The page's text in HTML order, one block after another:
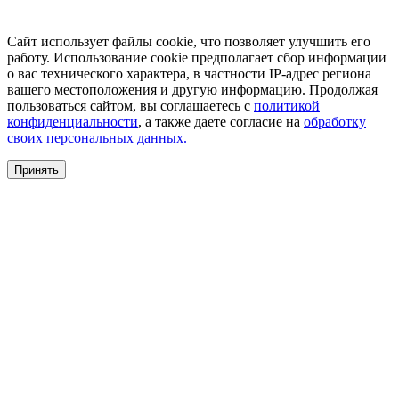
Сайт использует файлы cookie, что позволяет улучшить его
работу. Использование cookie предполагает сбор информации
о вас технического характера, в частности IP-адрес региона
вашего местоположения и другую информацию. Продолжая
пользоваться сайтом, вы соглашаетесь с политикой
конфиденциальности, а также даете согласие на обработку
своих персональных данных.
Принять